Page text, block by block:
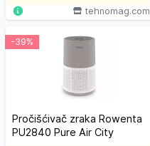
tehnomag.com
Pročišćivač zraka Rowenta
PU2840 Pure Air City
-39%